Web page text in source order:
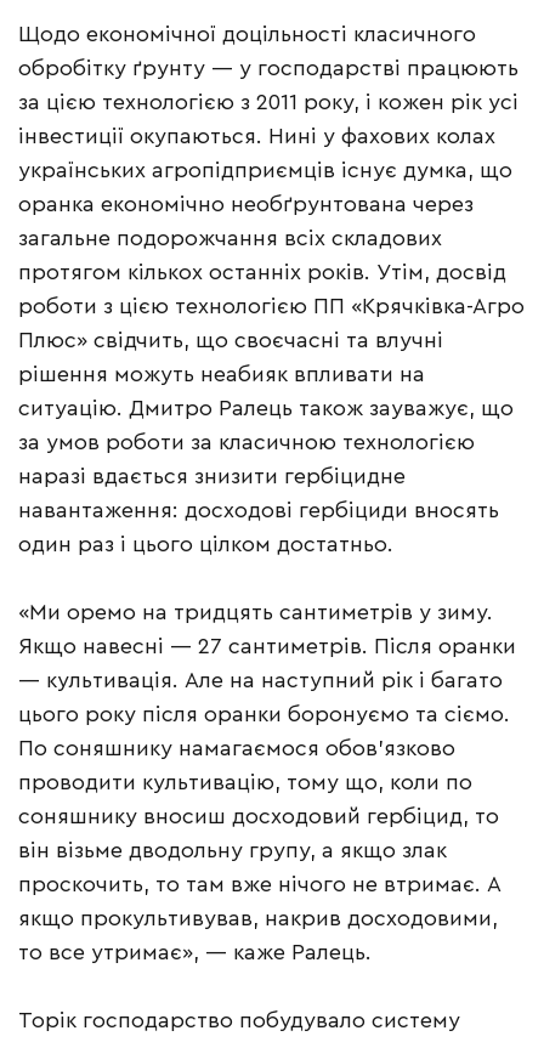
Щодо економічної доцільності класичного
обробітку ґрунту — у господарстві працюють
за цією технологією з 2011 року, і кожен рік усі
інвестиції окупаються. Нині у фахових колах
українських агропідприємців існує думка, що
оранка економічно необґрунтована через
загальне подорожчання всіх складових
протягом кількох останніх років. Утім, досвід
роботи з цією технологією ПП «Крячківка-Агро
Плюс» свідчить, що своєчасні та влучні
рішення можуть неабияк впливати на
ситуацію. Дмитро Ралець також зауважує, що
за умов роботи за класичною технологією
наразі вдається знизити гербіцидне
навантаження: досходові гербіциди вносять
один раз і цього цілком достатньо.
«Ми оремо на тридцять сантиметрів у зиму.
Якщо навесні — 27 сантиметрів. Після оранки
— культивація. Але на наступний рік і багато
цього року після оранки боронуємо та сіємо.
По соняшнику намагаємося обов’язково
проводити культивацію, тому що, коли по
соняшнику вносиш досходовий гербіцид, то
він візьме дводольну групу, а якщо злак
проскочить, то там вже нічого не втримає. А
якщо прокультивував, накрив досходовими,
то все утримає», — каже Ралець.
Торік господарство побудувало систему